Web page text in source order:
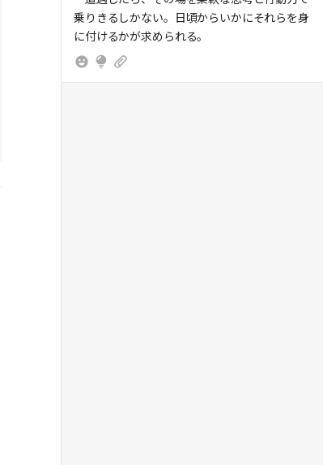
負う。
★★シートベルトを外したときの落下によるケ
ガが最も多い。手を車の天井部分にしっかりつ
けて体を安定させてから、シートベルトを外
し、ゆっくりと落下する。
なって語りましょう。相手の言葉に耳を傾け、
批判も広い心で受け止める心構えが大切です。
明るく丁寧な態度で接していれば、やがて相手
のガードも緩んでいきます。
乗りきるしかない。日頃からいかにそれらを身
に付けるかが求められる。